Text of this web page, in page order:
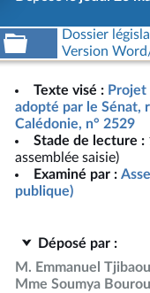
Dossier
Version
Texte visé :
adopté par le Sénat,
Calédonie, n° 2529
Stade de lecture :
assemblée saisie)
Examiné par :
publique)
Déposé par :
M. Emmanuel Tjibaou
Mme Soumya